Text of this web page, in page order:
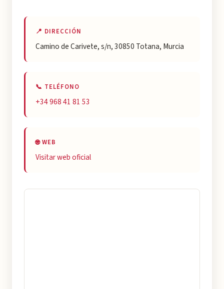
📍 DIRECCIÓN
Camino de Carivete, s/n, 30850 Totana, Murcia
📞 TELÉFONO
+34 968 41 81 53
🌐 WEB
Visitar web oficial